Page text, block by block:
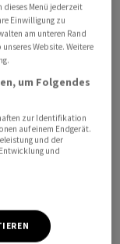
des
der Dax-
für eine
angeboten
dieses Menü jederzeit
Einwilligung zu
am unteren Rand
Website. Weitere
um Folgendes
zur Identifikation
auf einem Endgerät.
und der
und